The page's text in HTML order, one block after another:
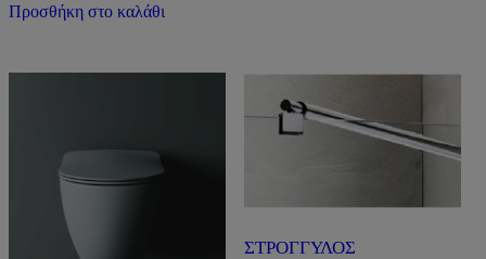
Προσθήκη στο καλάθι
ΣΤΡΟΓΓΥΛΟΣ